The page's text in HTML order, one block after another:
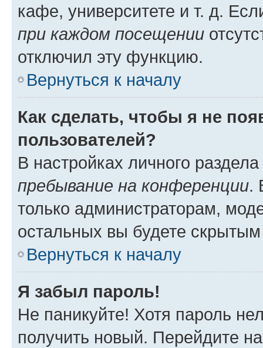
кафе, университете и т. д.
при каждом посещении
отключил эту функцию.
Вернуться к началу
Как сделать, чтобы я не
пользователей?
В настройках личного
пребывание на конференции.
только администраторам,
остальных вы будете
Вернуться к началу
Я забыл пароль!
Не паникуйте! Хотя пароль
получить новый. Перейдите